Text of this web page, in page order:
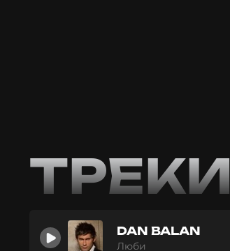
ТРЕКИ
DAN BALAN
Люби